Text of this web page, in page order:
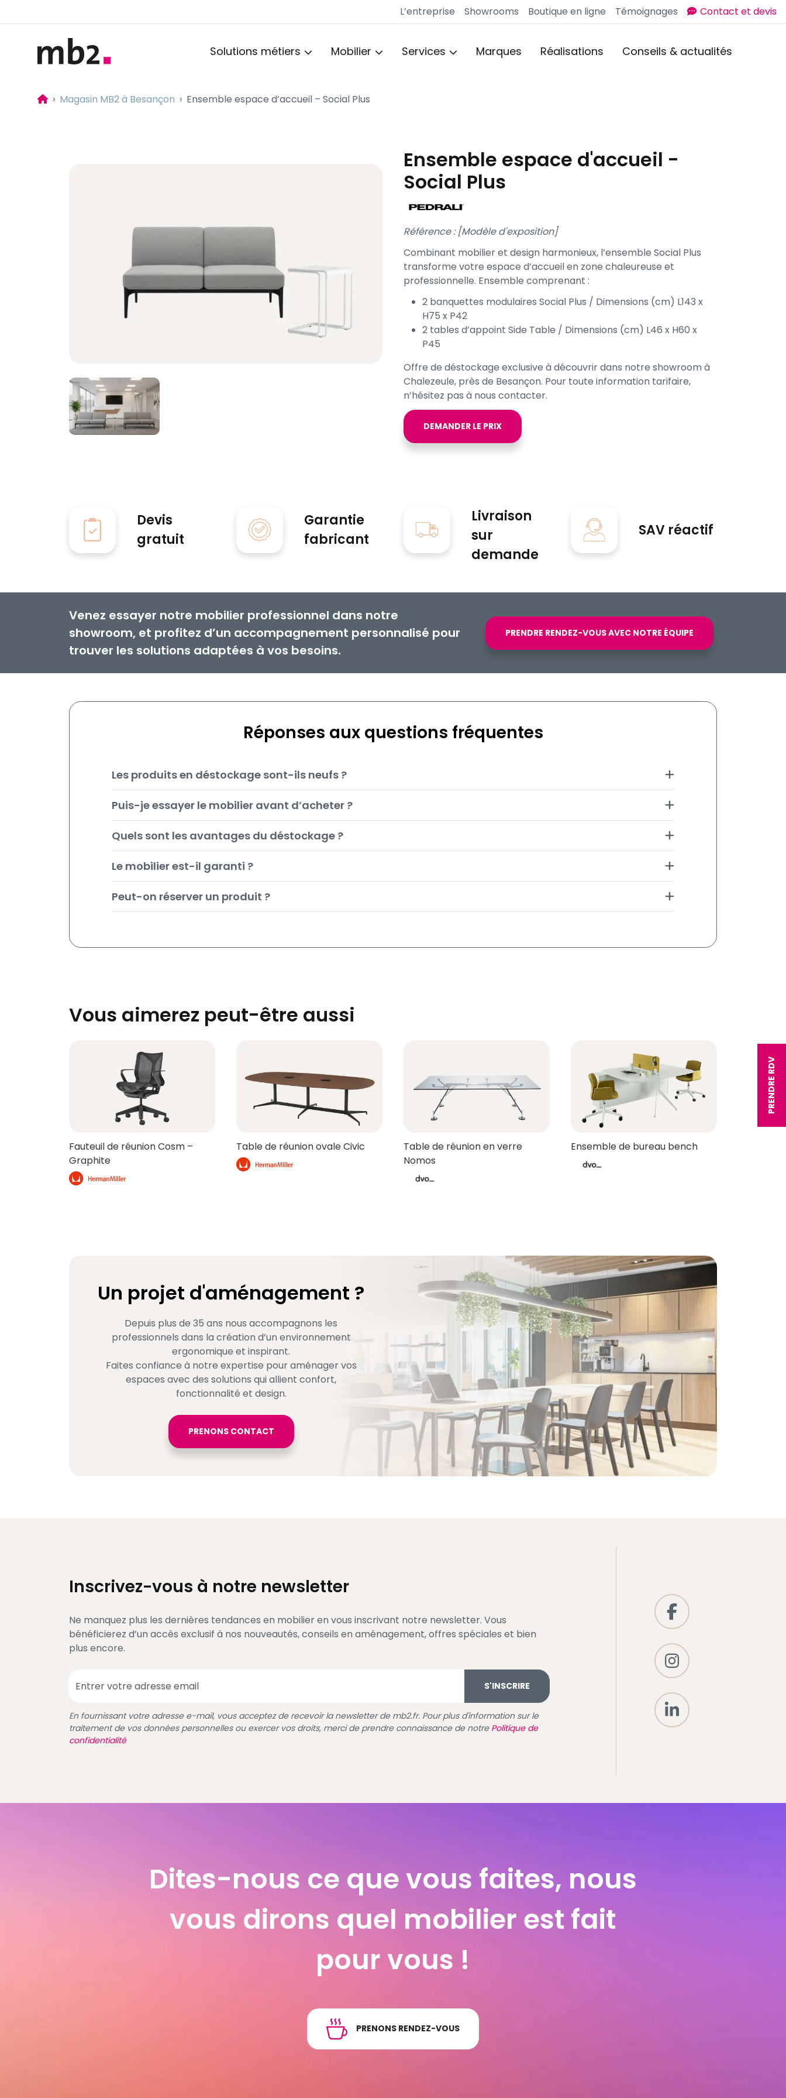
L’entreprise Showrooms Boutique en ligne Témoignages Contact et devis
Solutions métiers Mobilier Services Marques Réalisations Conseils & actualités
Accueil
Magasin MB2 à Besançon Ensemble espace d’accueil – Social Plus
Ensemble espace d'accueil -
Social Plus
Référence : [Modèle d'exposition]
Combinant mobilier et design harmonieux, l’ensemble Social Plus
transforme votre espace d’accueil en zone chaleureuse et
professionnelle. Ensemble comprenant :
2 banquettes modulaires Social Plus / Dimensions (cm) L143 x
H75 x P42
2 tables d’appoint Side Table / Dimensions (cm) L46 x H60 x
P45
Offre de déstockage exclusive à découvrir dans notre showroom à
Chalezeule, près de Besançon. Pour toute information tarifaire,
n’hésitez pas à nous contacter.
DEMANDER LE PRIX
Devis
gratuit
Garantie
fabricant
Livraison
sur
demande
SAV réactif
Venez essayer notre mobilier professionnel dans notre
showroom, et profitez d’un accompagnement personnalisé pour
trouver les solutions adaptées à vos besoins.
PRENDRE RENDEZ-VOUS AVEC NOTRE ÉQUIPE
Réponses aux questions fréquentes
Les produits en déstockage sont-ils neufs ?
Puis-je essayer le mobilier avant d’acheter ?
Quels sont les avantages du déstockage ?
Le mobilier est-il garanti ?
Peut-on réserver un produit ?
Vous aimerez peut-être aussi
Fauteuil de réunion Cosm –
Graphite
Table de réunion ovale Civic
Table de réunion en verre
Nomos
Ensemble de bureau bench
Un projet d'aménagement ?
Depuis plus de 35 ans nous accompagnons les
professionnels dans la création d’un environnement
ergonomique et inspirant.
Faites confiance à notre expertise pour aménager vos
espaces avec des solutions qui allient confort,
fonctionnalité et design.
PRENONS CONTACT
Inscrivez-vous à notre newsletter
Ne manquez plus les dernières tendances en mobilier en vous inscrivant notre newsletter. Vous
bénéficierez d’un accès exclusif à nos nouveautés, conseils en aménagement, offres spéciales et bien
plus encore.
S'INSCRIRE
En fournissant votre adresse e-mail, vous acceptez de recevoir la newsletter de mb2.fr. Pour plus d'information sur le
traitement de vos données personnelles ou exercer vos droits, merci de prendre connaissance de notre Politique de
confidentialité
PRENDRE RDV
Dites-nous ce que vous faites, nous
vous dirons quel mobilier est fait
pour vous !
PRENONS RENDEZ-VOUS